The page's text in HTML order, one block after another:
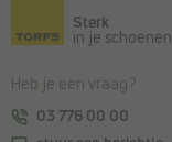
Sterk
in je schoenen
Heb je een vraag?
03 776 00 00